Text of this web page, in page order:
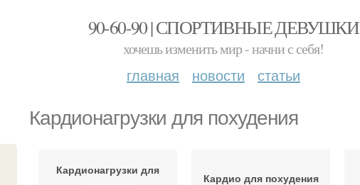
90-60-90 | СПОРТИВНЫЕ ДЕВУШКИ
хочешь изменить мир - начни с себя!
главная новости статьи
Кардионагрузки для похудения
Кардионагрузки для
Кардио для похудения